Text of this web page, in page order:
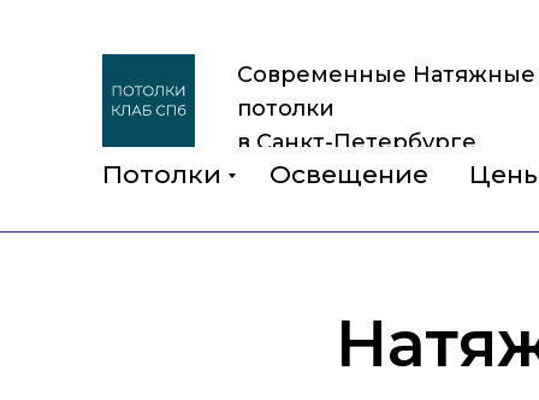
Современные Натяжные
потолки
в Санкт-Петербурге
Потолки Освещение